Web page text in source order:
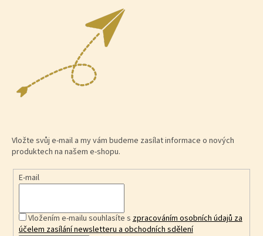
Vložte svůj e-mail a my vám budeme zasílat informace o nových
produktech na našem e-shopu.
E-mail
Vložením e-mailu souhlasíte s zpracováním osobních údajů za
účelem zasílání newsletteru a obchodních sdělení